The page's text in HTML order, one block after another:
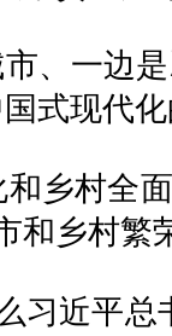
一边是
式现代化
村全面
和乡村繁
近平总